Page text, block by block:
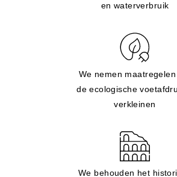
en waterverbruik
We nemen maatregelen
de ecologische
verkleinen
We behouden het